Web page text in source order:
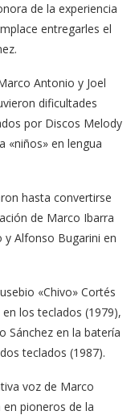
de la experiencia
entregarles el
Antonio y Joel
dificultades
por Discos Melody
«niños» en lengua
hasta convertirse
de Marco Ibarra
Alfonso Bugarini en
«Chivo» Cortés
los teclados (1979),
Sánchez en la batería
teclados (1987).
voz de Marco
pioneros de la